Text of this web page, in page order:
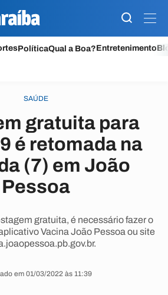
PolíticaQual a Boa?Entretenimento
SAÚDE
gratuita para
é retomada na
(7) em João
Pessoa
gratuita, é necessário fazer o
Vacina João Pessoa ou site
em 01/03/2022 às 11:39